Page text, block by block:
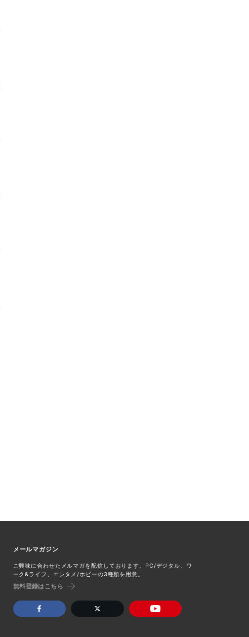
メールマガジン
ご興味に合わせたメルマガを配信しております。PC/デジタル、ワ
ーク&ライフ、エンタメ/ホビーの3種類を用意。
無料登録はこちら